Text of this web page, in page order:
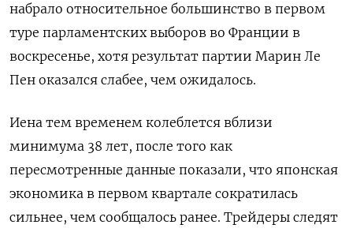
набрало относительное большинство в первом
туре парламентских выборов во Франции в
воскресенье, хотя результат партии Марин Ле
Пен оказался слабее, чем ожидалось.
Иена тем временем колеблется вблизи
минимума 38 лет, после того как
пересмотренные данные показали, что японская
экономика в первом квартале сократилась
сильнее, чем сообщалось ранее. Трейдеры следят